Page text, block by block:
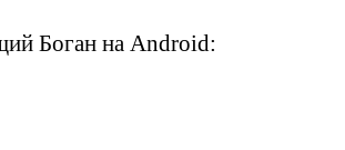
Боган на Android: